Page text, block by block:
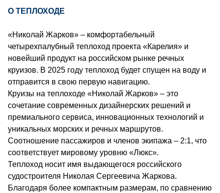
О ТЕПЛОХОДЕ
«Николай Жарков» – комфортабельный
четырехпалубный теплоход проекта «Карелия» и
новейший продукт на российском рынке речных
круизов. В 2025 году теплоход будет спущен на воду и
отправится в свою первую навигацию.
Круизы на теплоходе «Николай Жарков» – это
сочетание современных дизайнерских решений и
премиального сервиса, инновационных технологий и
уникальных морских и речных маршрутов.
Соотношение пассажиров и членов экипажа – 2:1, что
соответствует мировому уровню «Люкс».
Теплоход носит имя выдающегося российского
судостроителя Николая Сергеевича Жаркова.
Благодаря более компактным размерам, по сравнению